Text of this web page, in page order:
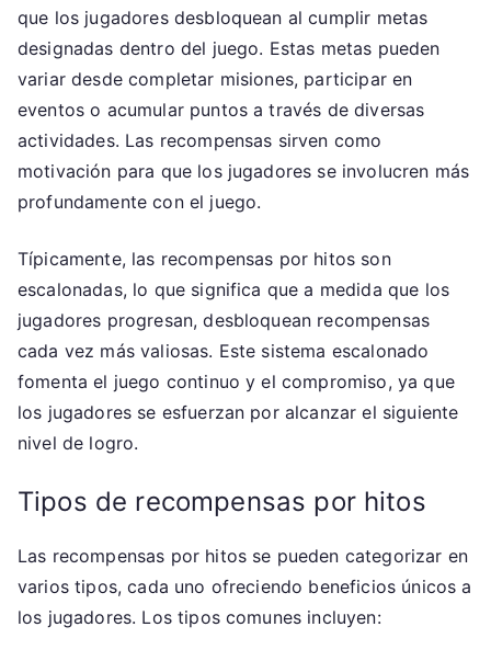
que los jugadores desbloquean al cumplir metas
designadas dentro del juego. Estas metas pueden
variar desde completar misiones, participar en
eventos o acumular puntos a través de diversas
actividades. Las recompensas sirven como
motivación para que los jugadores se involucren más
profundamente con el juego.
Típicamente, las recompensas por hitos son
escalonadas, lo que significa que a medida que los
jugadores progresan, desbloquean recompensas
cada vez más valiosas. Este sistema escalonado
fomenta el juego continuo y el compromiso, ya que
los jugadores se esfuerzan por alcanzar el siguiente
nivel de logro.
Tipos de recompensas por hitos
Las recompensas por hitos se pueden categorizar en
varios tipos, cada uno ofreciendo beneficios únicos a
los jugadores. Los tipos comunes incluyen: